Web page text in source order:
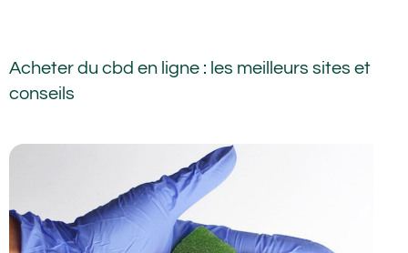
Acheter du cbd en ligne : les meilleurs sites et
conseils